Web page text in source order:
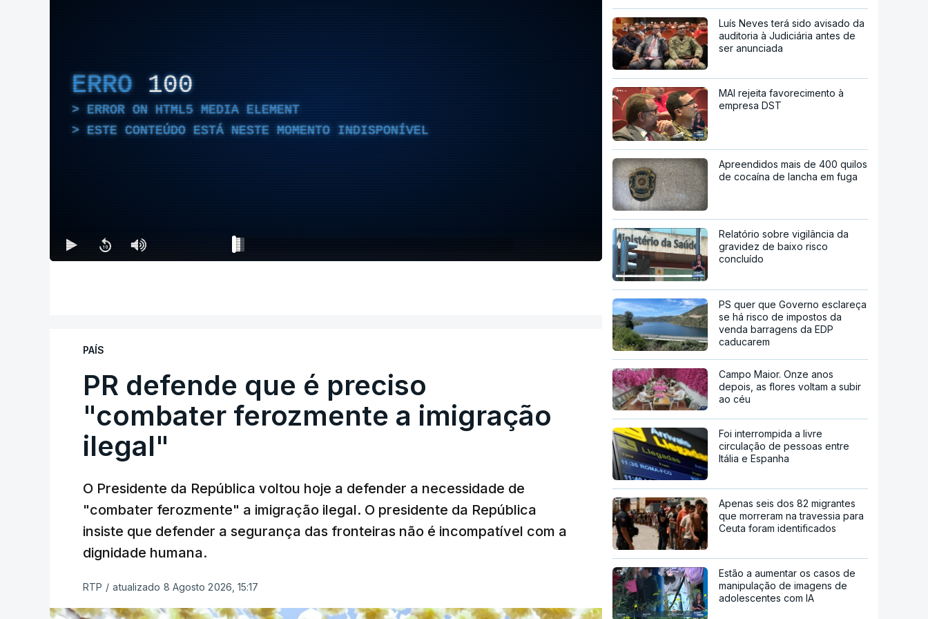
ERRO 100
ERROR ON HTML5 MEDIA ELEMENT
ESTE CONTEÚDO ESTÁ NESTE MOMENTO INDISPONÍVEL
PAÍS
PR defende que é preciso
"combater ferozmente a imigração
ilegal"
O Presidente da República voltou hoje a defender a necessidade de
"combater ferozmente" a imigração ilegal. O presidente da República
insiste que defender a segurança das fronteiras não é incompatível com a
dignidade humana.
RTP / atualizado 8 Agosto 2026, 15:17
Luís Neves terá sido avisado da
auditoria à Judiciária antes de
ser anunciada
MAI rejeita favorecimento à
empresa DST
Apreendidos mais de 400 quilos
de cocaína de lancha em fuga
Relatório sobre vigilância da
gravidez de baixo risco
concluído
PS quer que Governo esclareça
se há risco de impostos da
venda barragens da EDP
caducarem
Campo Maior. Onze anos
depois, as flores voltam a subir
ao céu
Foi interrompida a livre
circulação de pessoas entre
Itália e Espanha
Apenas seis dos 82 migrantes
que morreram na travessia para
Ceuta foram identificados
Estão a aumentar os casos de
manipulação de imagens de
adolescentes com IA